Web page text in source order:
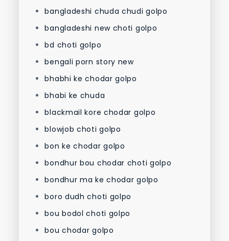
bangladeshi chuda chudi golpo
bangladeshi new choti golpo
bd choti golpo
bengali porn story new
bhabhi ke chodar golpo
bhabi ke chuda
blackmail kore chodar golpo
blowjob choti golpo
bon ke chodar golpo
bondhur bou chodar choti golpo
bondhur ma ke chodar golpo
boro dudh choti golpo
bou bodol choti golpo
bou chodar golpo